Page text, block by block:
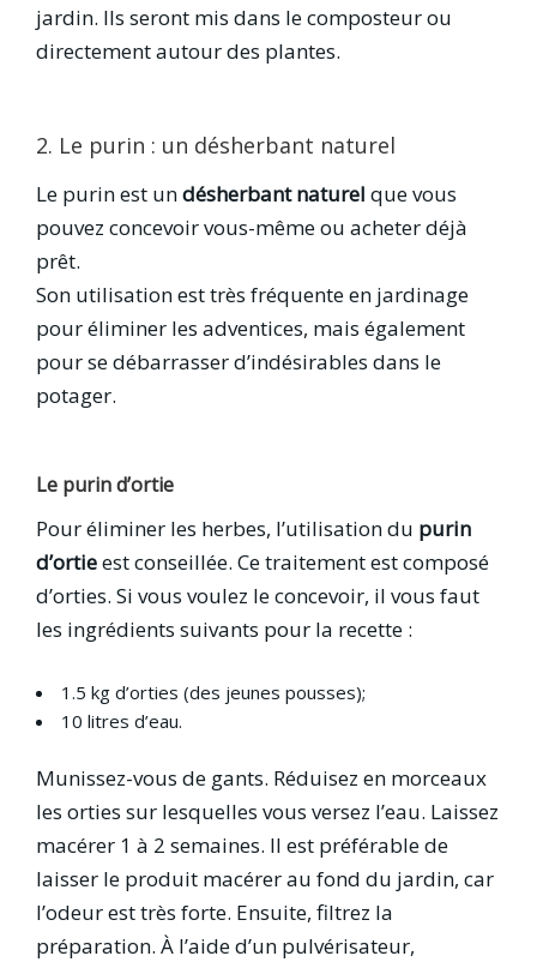
jardin. Ils seront mis dans le composteur ou
directement autour des plantes.
2. Le purin : un désherbant naturel
Le purin est undésherbant naturel que vous
pouvez concevoir vous-même ou acheter déjà
prêt.
Son utilisation est très fréquente en jardinage
pour éliminer les adventices, mais également
pour se débarrasser d’indésirables dans le
potager.
Le purin d’ortie
Pour éliminer les herbes, l’utilisation du purin
d’ortieest conseillée. Ce traitement est composé
d’orties. Si vous voulez le concevoir, il vous faut
les ingrédients suivants pour la recette :
1.5 kg d’orties (des jeunes pousses);
10 litres d’eau.
Munissez-vous de gants. Réduisez en morceaux
les orties sur lesquelles vous versez l’eau. Laissez
macérer 1 à 2 semaines. Il est préférable de
laisser le produit macérer au fond du jardin, car
l’odeur est très forte. Ensuite, filtrez la
préparation. À l’aide d’un pulvérisateur,